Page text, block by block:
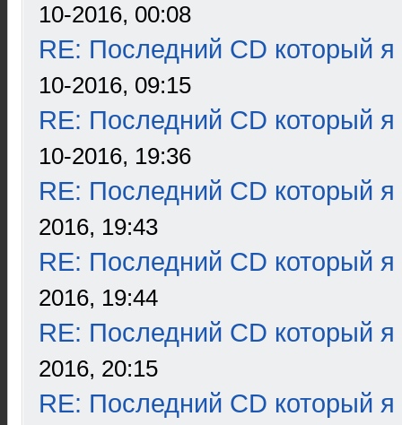
10-2016, 00:08
RE: Последний CD который я
10-2016, 09:15
RE: Последний CD который я
10-2016, 19:36
RE: Последний CD который я
2016, 19:43
RE: Последний CD который я
2016, 19:44
RE: Последний CD который я
2016, 20:15
RE: Последний CD который я